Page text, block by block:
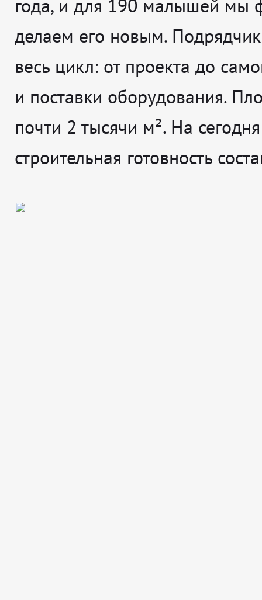
года, и для 190 малышей мы
делаем его новым. Подрядчик
весь цикл: от проекта до
и поставки оборудования.
почти 2 тысячи м². На сегодня
строительная готовность